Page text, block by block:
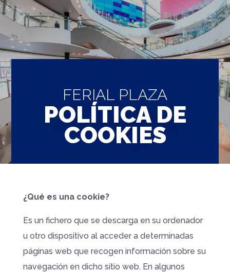
FERIAL PLAZA
POLÍTICA DE
COOKIES
¿Qué es una cookie?
Es un fichero que se descarga en su ordenador
u otro dispositivo al acceder a determinadas
páginas web que recogen información sobre su
navegación en dicho sitio web. En algunos